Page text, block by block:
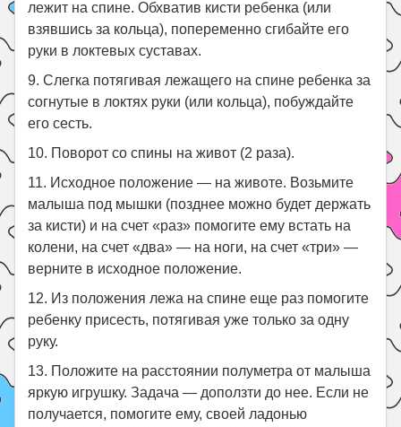
лежит на спине. Обхватив кисти ребенка (или
взявшись за кольца), попеременно сгибайте его
руки в локтевых суставах.
9. Слегка потягивая лежащего на спине ребенка за
согнутые в локтях руки (или кольца), побуждайте
его сесть.
10. Поворот со спины на живот (2 раза).
11. Исходное положение — на животе. Возьмите
малыша под мышки (позднее можно будет держать
за кисти) и на счет «раз» помогите ему встать на
колени, на счет «два» — на ноги, на счет «три» —
верните в исходное положение.
12. Из положения лежа на спине еще раз помогите
ребенку присесть, потягивая уже только за одну
руку.
13. Положите на расстоянии полуметра от малыша
яркую игрушку. Задача — доползти до нее. Если не
получается, помогите ему, своей ладонью